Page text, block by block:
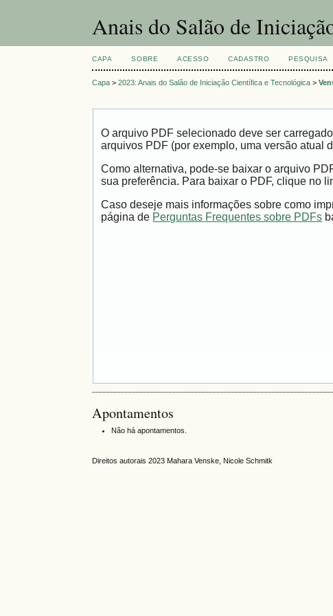
Anais do Salão de
CAPA SOBRE ACESSO CADASTRO PESQUISA
Capa >2023: Anais do Salão de Iniciação Científica e Tecnológica >
O arquivo PDF selecionado deve ser
arquivos PDF (por exemplo, uma versão atual
Como alternativa, pode-se baixar o arquivo
sua preferência. Para baixar o PDF, clique no
Caso deseje mais informações sobre como
página de Perguntas Frequentes sobre PDFs
Apontamentos
Não há apontamentos.
Direitos autorais 2023 Mahara Venske, Nicole Schmitk